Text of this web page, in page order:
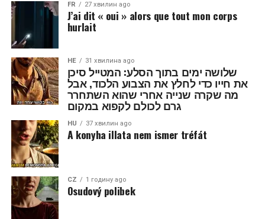
FR 27 хвилин ago
J’ai dit « oui » alors que tout mon corps
hurlait
HE 31 хвилина ago
שלושה ימים בתוך הסלע: המטייל סיכן
את חייו כדי לחלץ את הצבוע הלכוד, אבל
מה שקרה שנייה אחרי שהוא השתחרר
גרם לכולם לקפוא במקום
HU 37 хвилин ago
A konyha illata nem ismer tréfát
CZ 1 годину ago
Osudový polibek